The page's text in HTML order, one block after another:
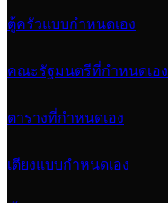
ตู้ครัวแบบกำหนดเอง
คณะรัฐมนตรีที่กำหนดเอง
ตารางที่กำหนดเอง
เตียงแบบกำหนดเอง